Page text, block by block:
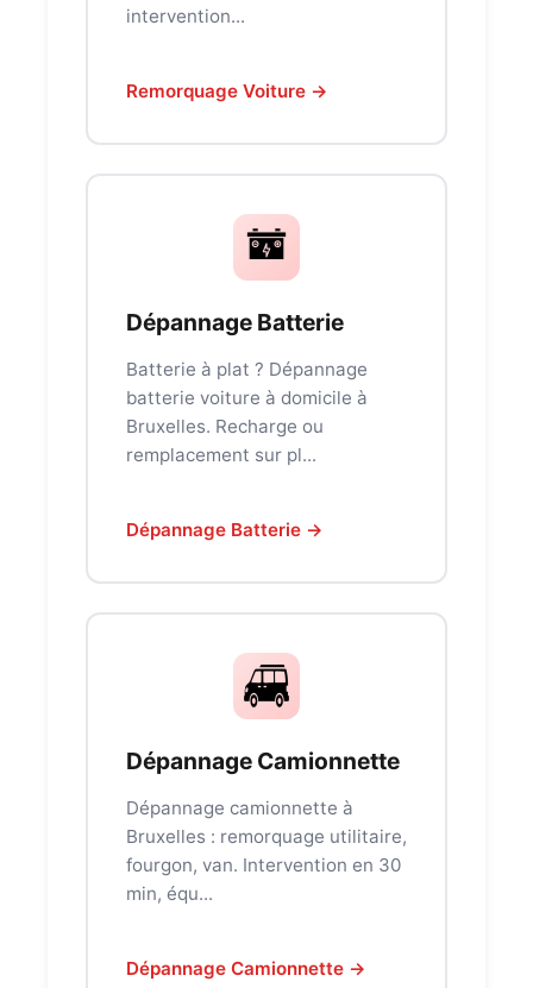
intervention...
Remorquage Voiture →
Dépannage Batterie
Batterie à plat ? Dépannage
batterie voiture à domicile à
Bruxelles. Recharge ou
remplacement sur pl...
Dépannage Batterie →
Dépannage Camionnette
Dépannage camionnette à
Bruxelles : remorquage utilitaire,
fourgon, van. Intervention en 30
min, équ...
Dépannage Camionnette →